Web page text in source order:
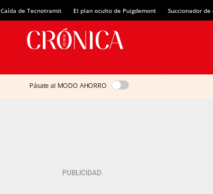
Caída de Tecnotramit El plan oculto de Puigdemont Succionador
Pásate al MODO AHORRO